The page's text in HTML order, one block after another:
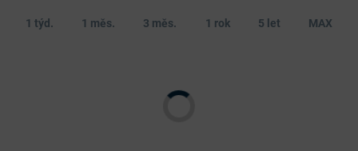
1 týd. 1 měs. 3 měs. 1 rok 5 let MAX